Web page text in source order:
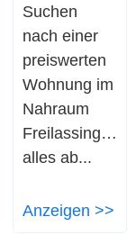
Suchen
nach einer
preiswerten
Wohnung im
Nahraum
Freilassing…
alles ab...
Anzeigen >>